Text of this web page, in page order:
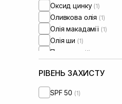
Оксид цинку (1)
Оливкова олія (1)
Олія макадамії (1)
Олія ши (1)
Пантенол (1)
РІВЕНЬ ЗАХИСТУ
SPF 50 (1)